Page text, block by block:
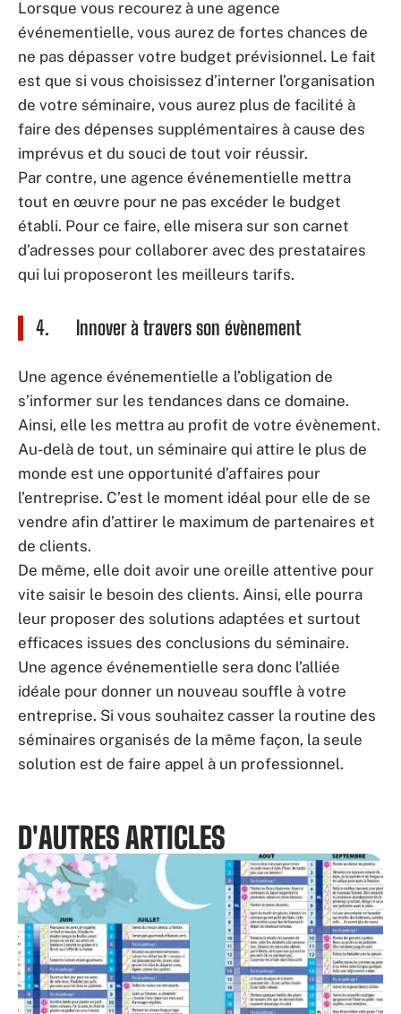
Lorsque vous recourez à une agence
événementielle, vous aurez de fortes chances de
ne pas dépasser votre budget prévisionnel. Le fait
est que si vous choisissez d’interner l’organisation
de votre séminaire, vous aurez plus de facilité à
faire des dépenses supplémentaires à cause des
imprévus et du souci de tout voir réussir.
Par contre, une agence événementielle mettra
tout en œuvre pour ne pas excéder le budget
établi. Pour ce faire, elle misera sur son carnet
d’adresses pour collaborer avec des prestataires
qui lui proposeront les meilleurs tarifs.
4. Innover à travers son évènement
Une agence événementielle a l’obligation de
s’informer sur les tendances dans ce domaine.
Ainsi, elle les mettra au profit de votre évènement.
Au-delà de tout, un séminaire qui attire le plus de
monde est une opportunité d’affaires pour
l’entreprise. C’est le moment idéal pour elle de se
vendre afin d’attirer le maximum de partenaires et
de clients.
De même, elle doit avoir une oreille attentive pour
vite saisir le besoin des clients. Ainsi, elle pourra
leur proposer des solutions adaptées et surtout
efficaces issues des conclusions du séminaire.
Une agence événementielle sera donc l’alliée
idéale pour donner un nouveau souffle à votre
entreprise. Si vous souhaitez casser la routine des
séminaires organisés de la même façon, la seule
solution est de faire appel à un professionnel.
D'AUTRES ARTICLES